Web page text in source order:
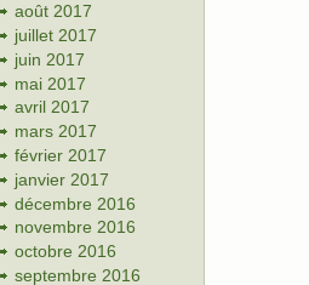
août 2017
juillet 2017
juin 2017
mai 2017
avril 2017
mars 2017
février 2017
janvier 2017
décembre 2016
novembre 2016
octobre 2016
septembre 2016